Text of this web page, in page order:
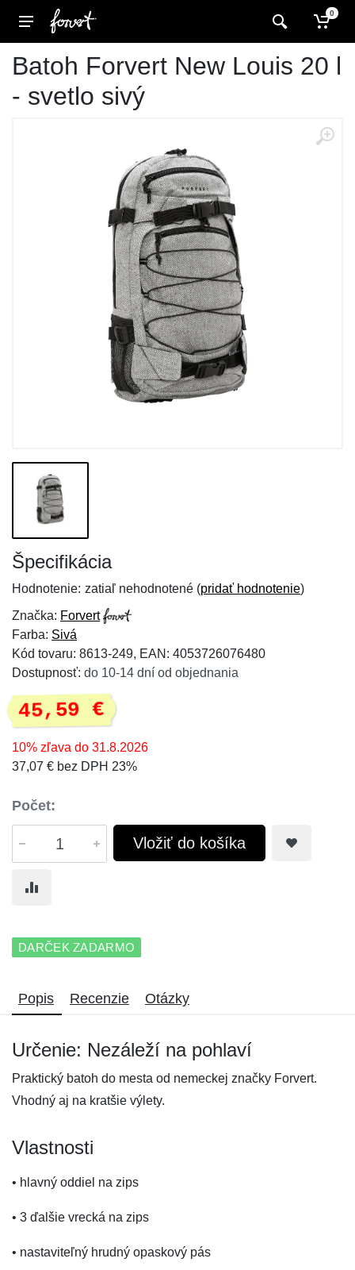
0
Batoh Forvert New Louis 20 l
- svetlo sivý
Špecifikácia
Hodnotenie: zatiaľ nehodnotené (pridať hodnotenie)
Značka: Forvert
Farba: Sivá
Kód tovaru: 8613-249, EAN: 4053726076480
Dostupnosť: do 10-14 dní od objednania
45,59 €
10% zľava do 31.8.2026
37,07 € bez DPH 23%
Počet:
Vložiť do košíka
DARČEK ZADARMO
Popis Recenzie Otázky
Určenie: Nezáleží na pohlaví
Praktický batoh do mesta od nemeckej značky Forvert.
Vhodný aj na kratšie výlety.
Vlastnosti
• hlavný oddiel na zips
• 3 ďalšie vrecká na zips
• nastaviteľný hrudný opaskový pás